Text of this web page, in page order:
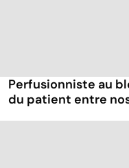
Perfusionniste au
du patient entre